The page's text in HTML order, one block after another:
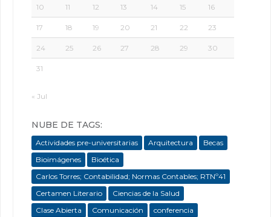
10 11 12 13 14 15 16
17 18 19 20 21 22 23
24 25 26 27 28 29 30
31
« Jul
NUBE DE TAGS:
Actividades pre-universitarias Arquitectura
Becas
Bioimágenes
Bioética
Carlos Torres; Contabilidad; Normas Contables; RTNº41
Certamen Literario
Ciencias de la Salud
Clase Abierta
Comunicación
conferencia